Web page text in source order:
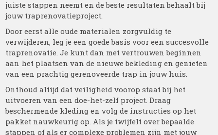
juiste stappen neemt en de beste resultaten behaalt bij
jouw traprenovatieproject.
Door eerst alle oude materialen zorgvuldig te
verwijderen, leg je een goede basis voor een succesvolle
traprenovatie. Je kunt dan met vertrouwen beginnen
aan het plaatsen van de nieuwe bekleding en genieten
van een prachtig gerenoveerde trap in jouw huis.
Onthoud altijd dat veiligheid voorop staat bij het
uitvoeren van een doe-het-zelf project. Draag
beschermende kleding en volg de instructies op het
pakket nauwkeurig op. Als je twijfelt over bepaalde
stappen of als er complexe problemen zijn met jouw